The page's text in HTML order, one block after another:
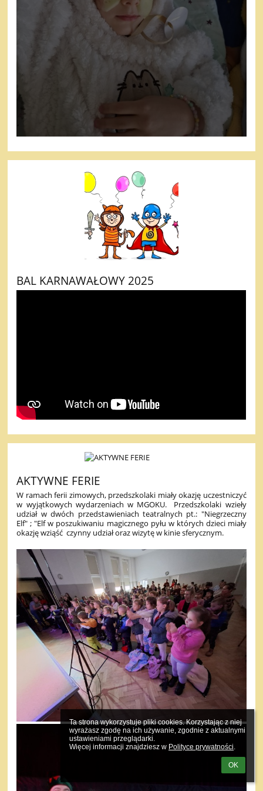
Ta strona wykorzystuje pliki cookies. Korzystając z niej
wyrażasz zgodę na ich używanie, zgodnie z aktualnymi
ustawieniami przeglądarki.
Więcej informacji znajdziesz w Polityce prywatności.
OK
BAL KARNAWAŁOWY 2025
AKTYWNE FERIE
W ramach ferii zimowych, przedszkolaki miały okazję uczestniczyć
w wyjątkowych wydarzeniach w MGOKU. Przedszkolaki wzieły
udział w dwóch przedstawieniach teatralnych pt.: "Niegrzeczny
Elf" ; "Elf w poszukiwaniu magicznego pyłu w których dzieci miały
okazję wziąść czynny udział oraz wizytę w kinie sferycznym.